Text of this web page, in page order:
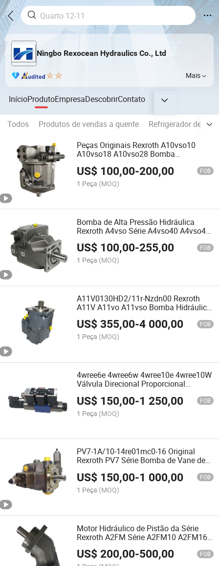
Ningbo Rexocean Hydraulics Co., Ltd
Mais
InícioProdutoEmpresaDescobrirContato
Todos Produtos de vendas a quente
Refrigerador de óleo
Peças Originais Rexroth A10vso10
A10vso18 A10vso28 Bomba
Pistão
US$ 100,00-200,00 FOB
1 Peça (MOQ)
Bomba de Alta Pressão Hidráulica
Rexroth A4vso Série A4vso40 A4vso45
A4vso71 Bomba de Pistão
US$ 100,00-255,00 FOB
1 Peça (MOQ)
A11V0130HD2/11r-Nzdn00 Rexroth
A11V A11vo A11vso Bomba Hidráulica
de Pistão da Série
US$355,00-4 000,00 FOB
1 Peça (MOQ)
4wree6e 4wree6w 4wree10e 4wree10W
Válvula Direcional Proporcional
US$ 150,00-1 250,00 FOB
1 Peça (MOQ)
PV7-1A/10-14re01mc0-16 Original
Rexroth PV7 Série Bomba de Vane de
Hidráulica
US$ 150,00-1 000,00 FOB
1 Peça (MOQ)
Motor Hidráulico de Pistão da Série
Rexroth A2FM Série A2FM10 A2FM16
A2FM23 A2FM32 A2FM45
US$200,00-500,00 FOB